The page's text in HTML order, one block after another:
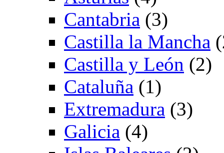
Cantabria (3)
Castilla la Mancha
Castilla y León (2)
Cataluña (1)
Extremadura (3)
Galicia (4)